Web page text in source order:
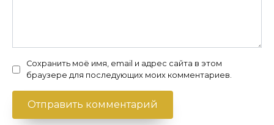
Сохранить моё имя, email и адрес сайта в этом
браузере для последующих моих комментариев.